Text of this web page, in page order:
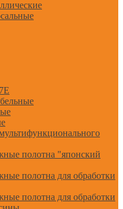
полотна "японский
полотна для обработки
полотна для обработки